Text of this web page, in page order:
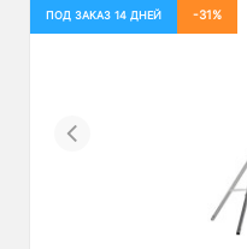
ПОД ЗАКАЗ 14 ДНЕЙ -31%
Previous